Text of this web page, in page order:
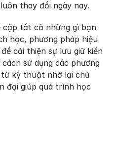
thay đổi ngày nay.
cập tất cả những gì bạn
học, phương pháp hiệu
cải thiện sự lưu giữ kiến
sử dụng các phương
kỹ thuật nhớ lại chủ
đại giúp quá trình học